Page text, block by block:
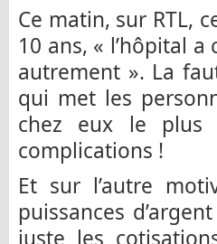
Ce matin, sur RTL,
10 ans, « l’hôpital
autrement ». La
qui met les
chez eux le plus
complications !
Et sur l’autre
puissances
juste les